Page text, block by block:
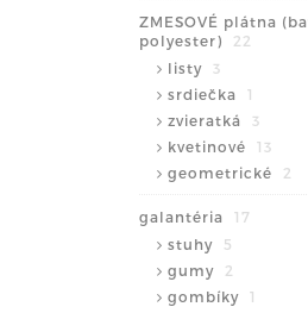
ZMESOVÉ plátna
polyester)
22
listy
3
srdiečka
1
zvieratká
3
kvetinové
13
geometrické
2
galantéria
17
stuhy
5
gumy
2
gombíky
1